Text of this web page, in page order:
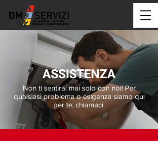
ASSISTENZA
Non ti sentirai mai solo con noi! Per
qualsiasi problema o esigenza siamo qui
per te, chiamaci.